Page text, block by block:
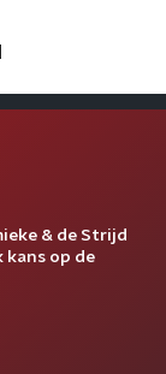
& de Strijd
kans op de